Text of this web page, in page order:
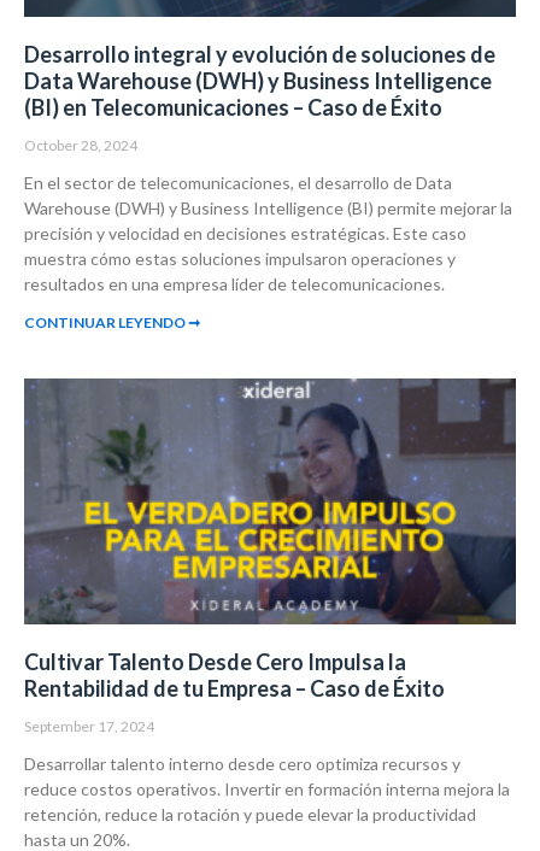
Desarrollo integral y evolución de soluciones de
Data Warehouse (DWH) y Business Intelligence
(BI) en Telecomunicaciones – Caso de Éxito
October 28, 2024
En el sector de telecomunicaciones, el desarrollo de Data
Warehouse (DWH) y Business Intelligence (BI) permite mejorar la
precisión y velocidad en decisiones estratégicas. Este caso
muestra cómo estas soluciones impulsaron operaciones y
resultados en una empresa líder de telecomunicaciones.
CONTINUAR LEYENDO ➞
Cultivar Talento Desde Cero Impulsa la
Rentabilidad de tu Empresa – Caso de Éxito
September 17, 2024
Desarrollar talento interno desde cero optimiza recursos y
reduce costos operativos. Invertir en formación interna mejora la
retención, reduce la rotación y puede elevar la productividad
hasta un 20%.